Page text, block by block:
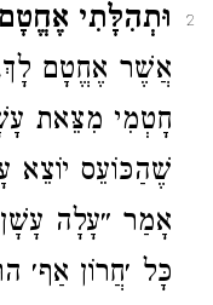
2 וּתְהִלָּתִי
אֲשֶׁר אֶחֱטָם לָךְ,
חָטְמִי מִצֵּאת
שֶׁהַכּוֹעֵס יוֹצֵא
אָמַר ״עָלָה
כָּל ׳חֲרוֹן אַף׳